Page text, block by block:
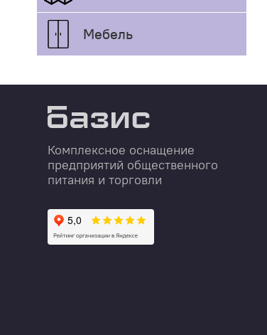
Мебель
Комплексное оснащение
предприятий общественного
питания и торговли